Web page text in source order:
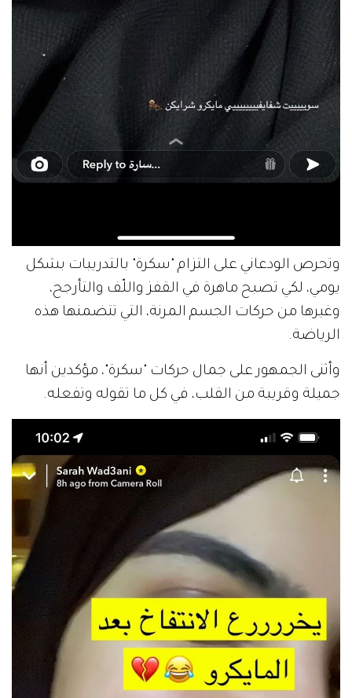
وتحرص الودعاني على التزام "سكرة" بالتدريبات بشكل
يومي، لكي تصبح ماهرة في القفز واللّف والتأرجح،
وغيرها من حركات الجسم المرنة، التي تتضمنها هذه
الرياضة.
وأثنى الجمهور على جمال حركات "سكرة"، مؤكدين أنها
جميلة وقريبة من القلب، في كل ما تقوله وتفعله.